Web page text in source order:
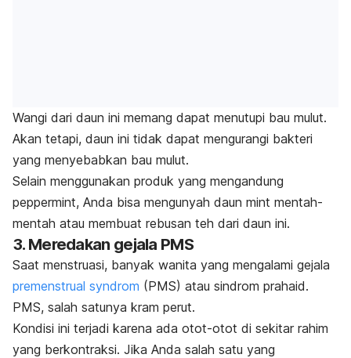
Wangi dari daun ini memang dapat menutupi bau mulut.
Akan tetapi, daun ini tidak dapat mengurangi bakteri
yang menyebabkan bau mulut.
Selain menggunakan produk yang mengandung
peppermint, Anda bisa mengunyah daun mint mentah-
mentah atau membuat rebusan teh dari daun ini.
3. Meredakan gejala PMS
Saat menstruasi, banyak wanita yang mengalami gejala
premenstrual syndrom (PMS) atau sindrom prahaid.
PMS, salah satunya kram perut.
Kondisi ini terjadi karena ada otot-otot di sekitar rahim
yang berkontraksi. Jika Anda salah satu yang